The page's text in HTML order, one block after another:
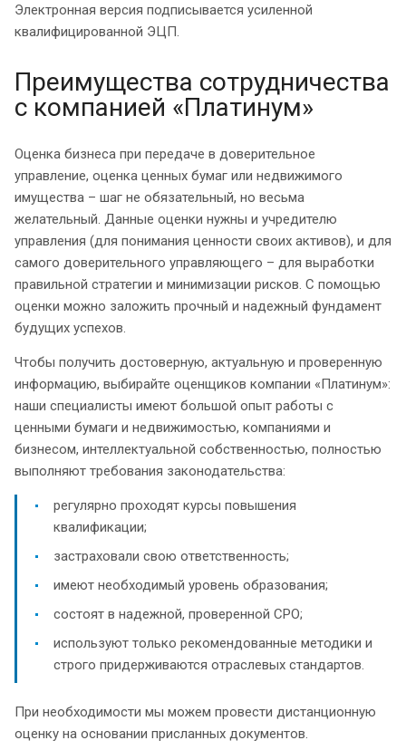
Электронная версия подписывается усиленной
квалифицированной ЭЦП.
Преимущества сотрудничества
с компанией «Платинум»
Оценка бизнеса при передаче в доверительное
управление, оценка ценных бумаг или недвижимого
имущества – шаг не обязательный, но весьма
желательный. Данные оценки нужны и учредителю
управления (для понимания ценности своих активов), и для
самого доверительного управляющего – для выработки
правильной стратегии и минимизации рисков. С помощью
оценки можно заложить прочный и надежный фундамент
будущих успехов.
Чтобы получить достоверную, актуальную и проверенную
информацию, выбирайте оценщиков компании «Платинум»:
наши специалисты имеют большой опыт работы с
ценными бумаги и недвижимостью, компаниями и
бизнесом, интеллектуальной собственностью, полностью
выполняют требования законодательства:
регулярно проходят курсы повышения
квалификации;
застраховали свою ответственность;
имеют необходимый уровень образования;
состоят в надежной, проверенной СРО;
используют только рекомендованные методики и
строго придерживаются отраслевых стандартов.
При необходимости мы можем провести дистанционную
оценку на основании присланных документов.